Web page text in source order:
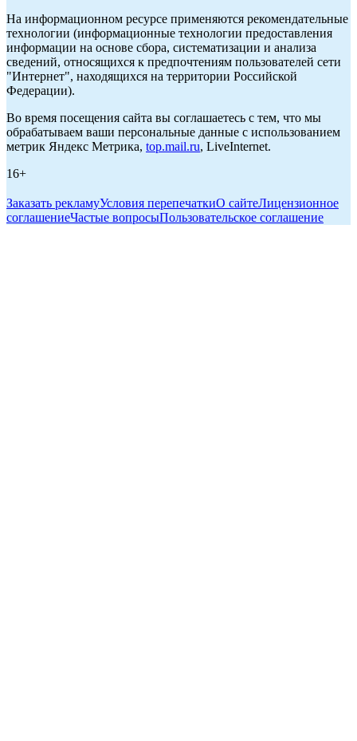
На информационном ресурсе применяются рекомендательные
технологии (информационные технологии предоставления
информации на основе сбора, систематизации и анализа
сведений, относящихся к предпочтениям пользователей сети
"Интернет", находящихся на территории Российской
Федерации).
Во время посещения сайта вы соглашаетесь с тем, что мы
обрабатываем ваши персональные данные с использованием
метрик Яндекс Метрика, top.mail.ru, LiveInternet.
16+
Заказать рекламуУсловия перепечаткиО сайтеЛицензионное
соглашениеЧастые вопросыПользовательское соглашение